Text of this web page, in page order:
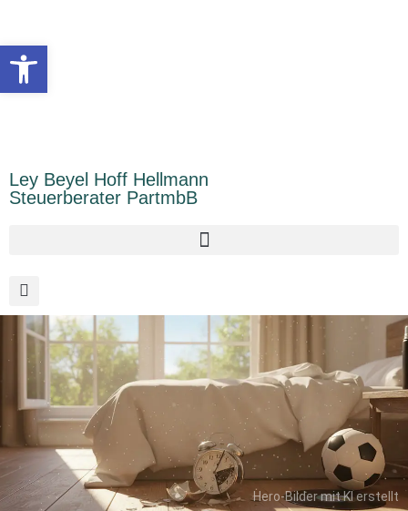
Ley Beyel Hoff Hellmann
Steuerberater PartmbB
Hero-Bilder mit KI erstellt
Symbolleiste öffnen